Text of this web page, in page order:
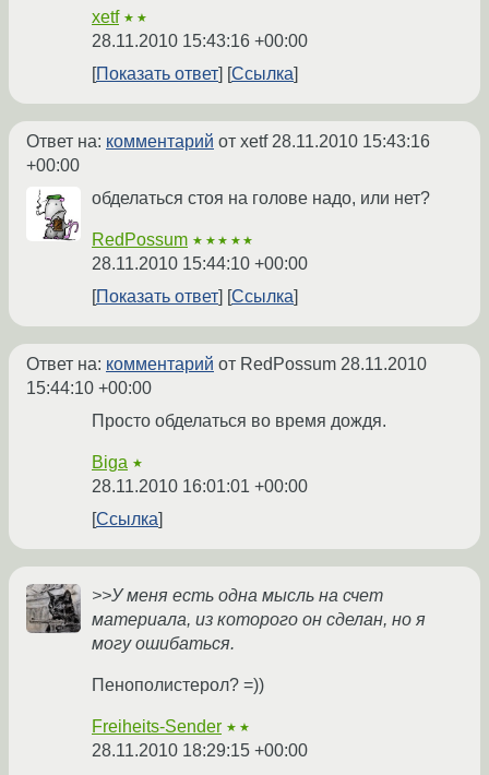
xetf ★★
28.11.2010 15:43:16 +00:00
Показать ответ
Ссылка
Ответ на: комментарий от xetf28.11.2010 15:43:16
+00:00
обделаться стоя на голове надо, или нет?
RedPossum ★★★★★
28.11.2010 15:44:10 +00:00
Показать ответ
Ссылка
Ответ на: комментарий от RedPossum 28.11.2010
15:44:10 +00:00
Просто обделаться во время дождя.
Biga ★
28.11.2010 16:01:01 +00:00
Ссылка
>>У меня есть одна мысль на счет
материала, из которого он сделан, но я
могу ошибаться.
Пенополистерол? =))
Freiheits-Sender ★★
28.11.2010 18:29:15 +00:00